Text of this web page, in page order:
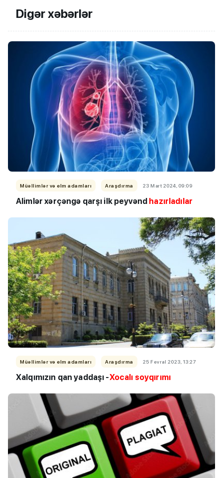
Digər xəbərlər
Müəllimlər və elm adamları Araşdırma 23 Mart 2024, 09:09
Alimlər xərçəngə qarşı ilk peyvənd hazırladılar
Müəllimlər və elm adamları Araşdırma 25 Fevral 2023, 13:27
Xalqımızın qan yaddaşı -Xocalı soyqırımı